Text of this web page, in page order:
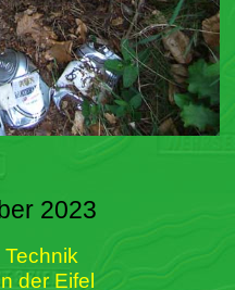
2023
der Eifel